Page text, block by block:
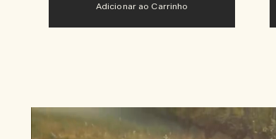
Adicionar ao Carrinho